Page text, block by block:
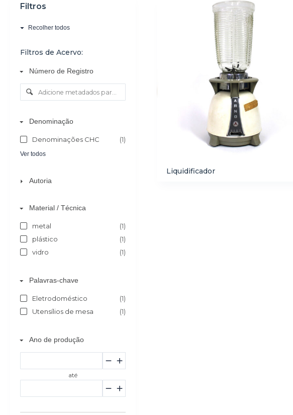
Filtros
Recolher todos
Filtros de Acervo:
Número de Registro
Denominação
Denominações CHC (1)
Ver todos
Autoria
Material / Técnica
metal
(1)
plástico
(1)
vidro
(1)
Palavras-chave
Eletrodoméstico
(1)
Utensílios de mesa
(1)
Ano de produção
até
Liquidificador